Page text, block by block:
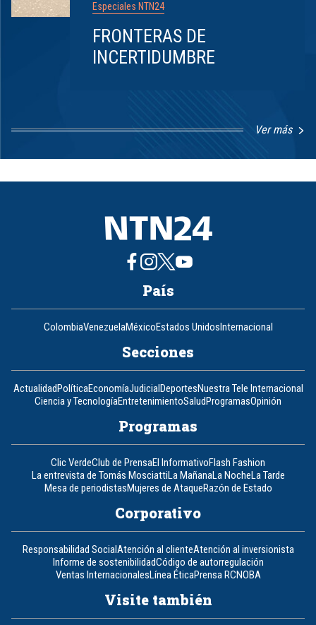
Especiales NTN24
FRONTERAS DE
INCERTIDUMBRE
Ver más
1
8
País
ColombiaVenezuelaMéxicoEstados UnidosInternacional
Secciones
ActualidadPolíticaEconomíaJudicialDeportesNuestra Tele Internacional
Ciencia y TecnologíaEntretenimientoSaludProgramasOpinión
Programas
Clic VerdeClub de PrensaEl InformativoFlash Fashion
La entrevista de Tomás MosciattiLa MañanaLa NocheLa Tarde
Mesa de periodistasMujeres de AtaqueRazón de Estado
Corporativo
Responsabilidad SocialAtención al clienteAtención al inversionista
Informe de sostenibilidadCódigo de autorregulación
Ventas InternacionalesLínea ÉticaPrensa RCNOBA
Visite también